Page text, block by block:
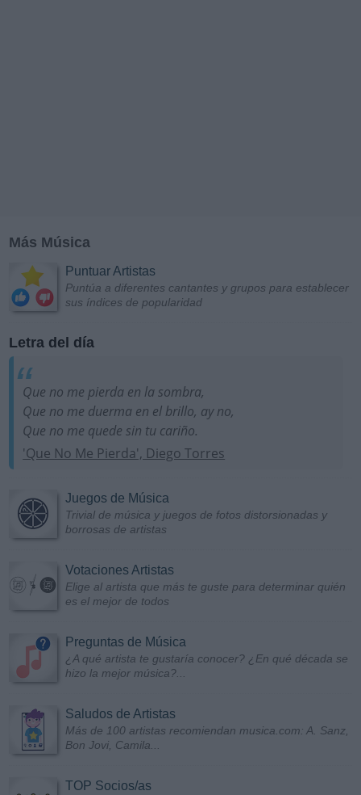
Más Música
Puntuar Artistas
Puntúa a diferentes cantantes y grupos para establecer
sus índices de popularidad
Letra del día
Que no me pierda en la sombra,
Que no me duerma en el brillo, ay no,
Que no me quede sin tu cariño.
'Que No Me Pierda', Diego Torres
Juegos de Música
Trivial de música y juegos de fotos distorsionadas y
borrosas de artistas
Votaciones Artistas
Elige al artista que más te guste para determinar quién
es el mejor de todos
Preguntas de Música
¿A qué artista te gustaría conocer? ¿En qué década se
hizo la mejor música?...
Saludos de Artistas
Más de 100 artistas recomiendan musica.com: A. Sanz,
Bon Jovi, Camila...
TOP Socios/as